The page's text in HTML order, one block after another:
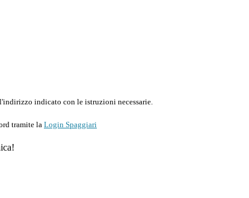
indicato con le istruzioni necessarie.
tramite la Login Spaggiari